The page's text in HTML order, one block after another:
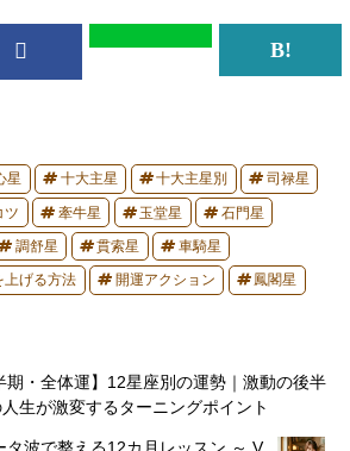
星 十大主星 十大主星別 司禄星
ツ 牽牛星 玉堂星 石門星
調舒星 貫索星 車騎星
上げる方法 開運アクション 鳳閣星
期・全体運】12星座別の運勢｜激動の後半
生が激変するターニングポイント